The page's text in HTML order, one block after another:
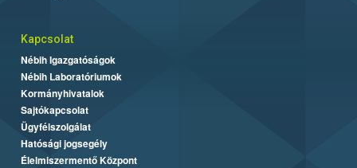
Kapcsolat
Nébih Igazgatóságok
Nébih Laboratóriumok
Kormányhivatalok
Sajtókapcsolat
Ügyfélszolgálat
Hatósági jogsegély
Élelmiszermentő Központ